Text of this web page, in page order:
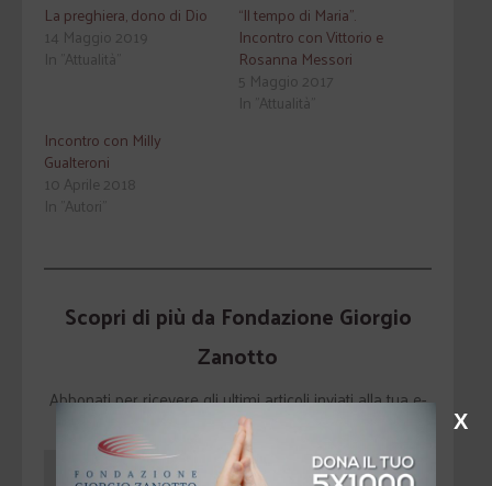
La preghiera, dono di Dio
14 Maggio 2019
In "Attualità"
“Il tempo di Maria”.
Incontro con Vittorio e
Rosanna Messori
5 Maggio 2017
In "Attualità"
Incontro con Milly
Gualteroni
10 Aprile 2018
In "Autori"
Scopri di più da Fondazione Giorgio
Zanotto
Abbonati per ricevere gli ultimi articoli inviati alla tua e-
mail.
Iscriviti
X